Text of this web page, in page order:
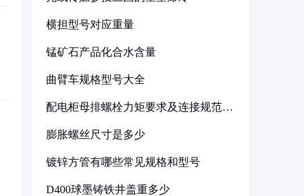
横担型号对应重量
锰矿石产品化合水含量
曲臂车规格型号大全
配电柜母排螺栓力矩要求及连接规范详
膨胀螺丝尺寸是多少
镀锌方管有哪些常见规格和型号
D400球墨铸铁井盖重多少